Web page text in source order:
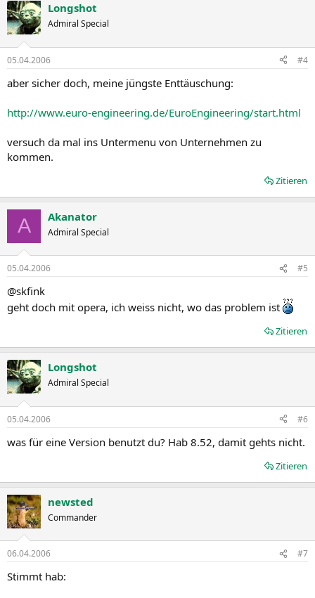
Longshot
Admiral Special
05.04.2006 #4
aber sicher doch, meine jüngste Enttäuschung:
http://www.euro-engineering.de/EuroEngineering/start.html
versuch da mal ins Untermenu von Unternehmen zu
kommen.
Zitieren
A Akanator
Admiral Special
05.04.2006 #5
@skfink
geht doch mit opera, ich weiss nicht, wo das problem ist
Zitieren
Longshot
Admiral Special
05.04.2006 #6
was für eine Version benutzt du? Hab 8.52, damit gehts nicht.
Zitieren
newsted
Commander
06.04.2006 #7
Stimmt hab: